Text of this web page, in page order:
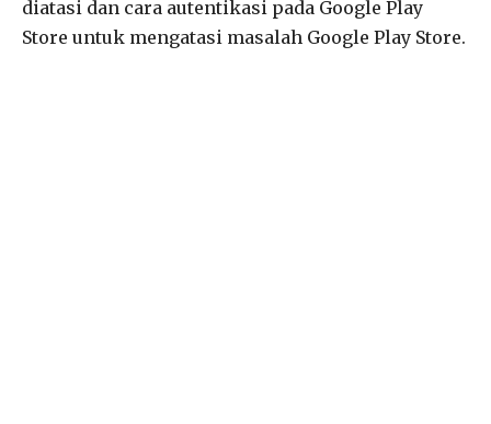
diatasi dan cara autentikasi pada Google Play
Store untuk mengatasi masalah Google Play Store.